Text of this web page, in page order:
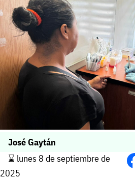
José Gaytán
⌛️ lunes 8 de septiembre de
2025